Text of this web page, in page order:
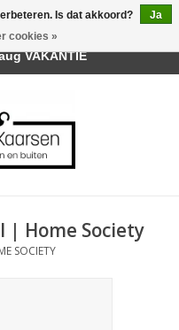
Home Society
SOCIETY
Is dat akkoord?
Ja
cookies »
| Belvederelaan 107
VAKANTIE